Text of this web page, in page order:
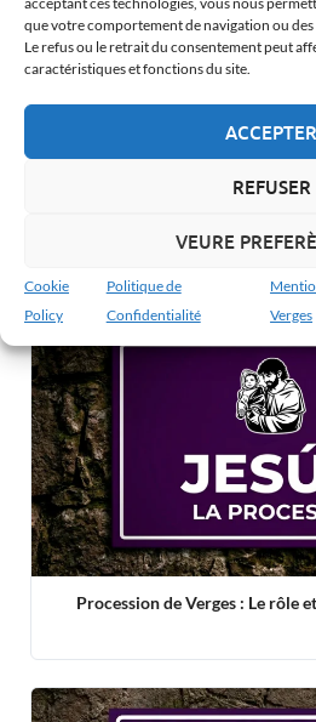
que votre comportement de navigation ou
Le refus ou le retrait du consentement peut
caractéristiques et fonctions du site.
ACCEPTER
REFUSER
VEURE
Cookie
Policy
Politique de
Confidentialité
Verges
Procession de Verges : Le rôle